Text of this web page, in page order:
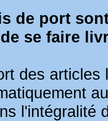
de port
se faire
des articles
l'intégralité